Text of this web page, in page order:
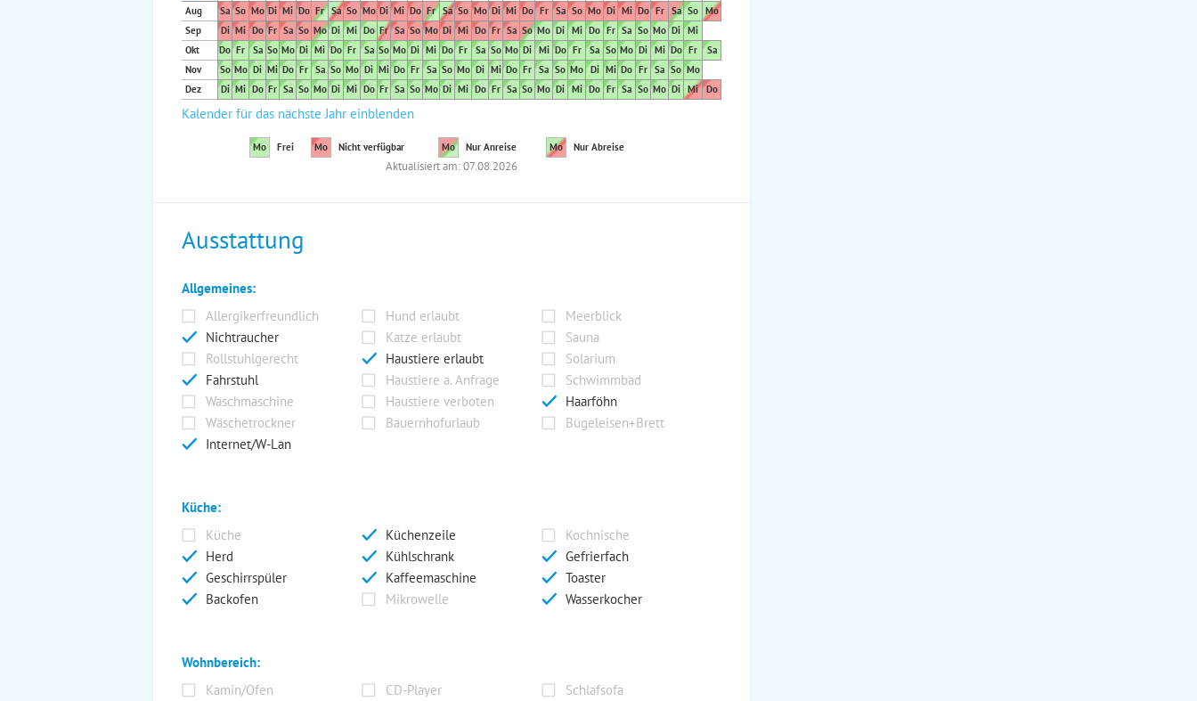
Aug
Sa So Mo Di Mi Do Fr Sa So Mo Di Mi Do Fr Sa So Mo Di Mi Do Fr Sa So Mo Di Mi Do Fr Sa So Mo
Sep
Di Mi Do Fr Sa So Mo Di Mi Do Fr Sa So Mo Di Mi Do Fr Sa So Mo Di Mi Do Fr Sa So Mo Di Mi
Okt
Do Fr Sa So Mo Di Mi Do Fr Sa So Mo Di Mi Do Fr Sa So Mo Di Mi Do Fr Sa So Mo Di Mi Do Fr
Sa
Nov
So Mo Di Mi Do Fr Sa So Mo Di Mi Do Fr Sa So Mo Di Mi Do Fr Sa So Mo Di Mi Do Fr Sa So Mo
Dez
Di Mi Do Fr Sa So Mo Di Mi Do Fr Sa So Mo Di Mi Do Fr Sa So Mo Di Mi Do Fr Sa So Mo Di Mi Do
Kalender für das nächste Jahr einblenden
Mo Frei Mo Nicht verfügbar Mo Nur Anreise Mo Nur Abreise
Aktualisiert am: 07.08.2026
Ausstattung
Allgemeines:
Allergikerfreundlich
Hund erlaubt
Meerblick
Nichtraucher
Katze erlaubt
Sauna
Rollstuhlgerecht
Haustiere erlaubt
Solarium
Fahrstuhl
Haustiere a. Anfrage
Schwimmbad
Waschmaschine
Haustiere verboten
Haarföhn
Wäschetrockner
Bauernhofurlaub
Bügeleisen+Brett
Internet/W-Lan
Küche:
Küche
Küchenzeile
Kochnische
Herd
Kühlschrank
Gefrierfach
Geschirrspüler
Kaffeemaschine
Toaster
Backofen
Mikrowelle Wasserkocher
Wohnbereich:
Kamin/Ofen
CD-Player
Schlafsofa